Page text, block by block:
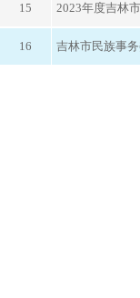
15 2023年度吉林
16 吉林市民族事